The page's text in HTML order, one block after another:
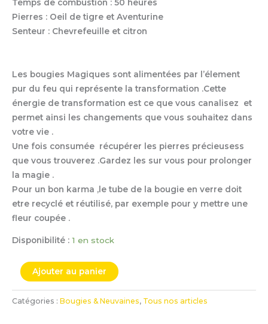
Temps de combustion : 50 heures
Pierres : Oeil de tigre et Aventurine
Senteur : Chevrefeuille et citron
Les bougies Magiques sont alimentées par l’élement
pur du feu qui représente la transformation .Cette
énergie de transformation est ce que vous canalisez et
permet ainsi les changements que vous souhaitez dans
votre vie .
Une fois consumée récupérer les pierres précieusess
que vous trouverez .Gardez les sur vous pour prolonger
la magie .
Pour un bon karma ,le tube de la bougie en verre doit
etre recyclé et réutilisé, par exemple pour y mettre une
fleur coupée .
Disponibilité : 1 en stock
Ajouter au panier
Catégories : Bougies & Neuvaines, Tous nos articles